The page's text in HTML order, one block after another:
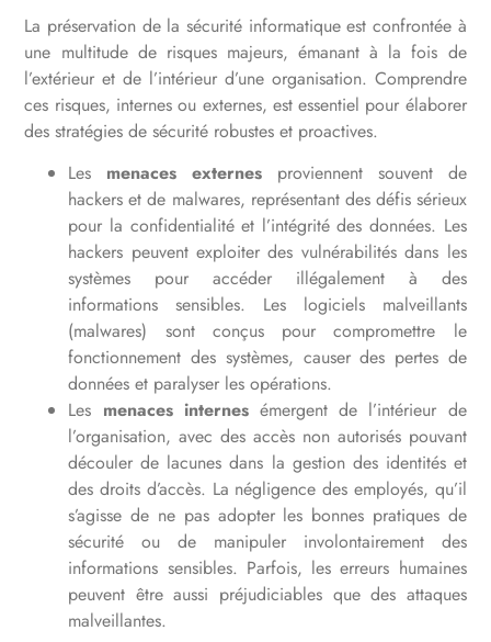
La préservation de la sécurité informatique est confrontée à
une multitude de risques majeurs, émanant à la fois de
l’extérieur et de l’intérieur d’une organisation. Comprendre
ces risques, internes ou externes, est essentiel pour élaborer
des stratégies de sécurité robustes et proactives.
Les menaces externes proviennent souvent de
hackers et de malwares, représentant des défis sérieux
pour la confidentialité et l’intégrité des données. Les
hackers peuvent exploiter des vulnérabilités dans les
systèmes pour accéder illégalement à des
informations sensibles. Les logiciels malveillants
(malwares) sont conçus pour compromettre le
fonctionnement des systèmes, causer des pertes de
données et paralyser les opérations.
Les menaces internesémergent de l’intérieur de
l’organisation, avec des accès non autorisés pouvant
découler de lacunes dans la gestion des identités et
des droits d’accès. La négligence des employés, qu’il
s’agisse de ne pas adopter les bonnes pratiques de
sécurité ou de manipuler involontairement des
informations sensibles. Parfois, les erreurs humaines
peuvent être aussi préjudiciables que des attaques
malveillantes.